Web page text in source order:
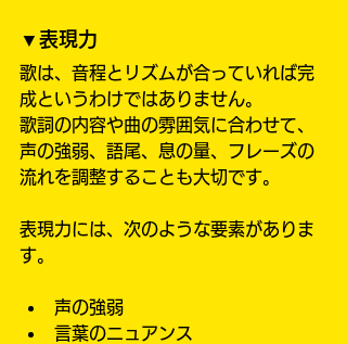
▼表現力
歌は、音程とリズムが合っていれば完
成というわけではありません。
歌詞の内容や曲の雰囲気に合わせて、
声の強弱、語尾、息の量、フレーズの
流れを調整することも大切です。
表現力には、次のような要素がありま
す。
声の強弱
言葉のニュアンス